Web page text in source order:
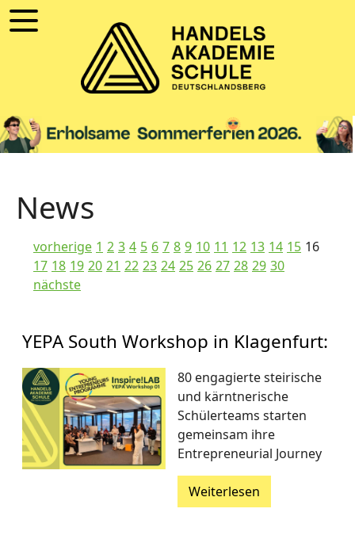
News
vorherige 1 2 3 4 5 6 7 8 9 10 11 12 13 14 15 16
17 18 19 20 21 22 23 24 25 26 27 28 29 30
nächste
YEPA South Workshop in Klagenfurt:
80 engagierte steirische
und kärntnerische
Schülerteams starten
gemeinsam ihre
Entrepreneurial Journey
Weiterlesen